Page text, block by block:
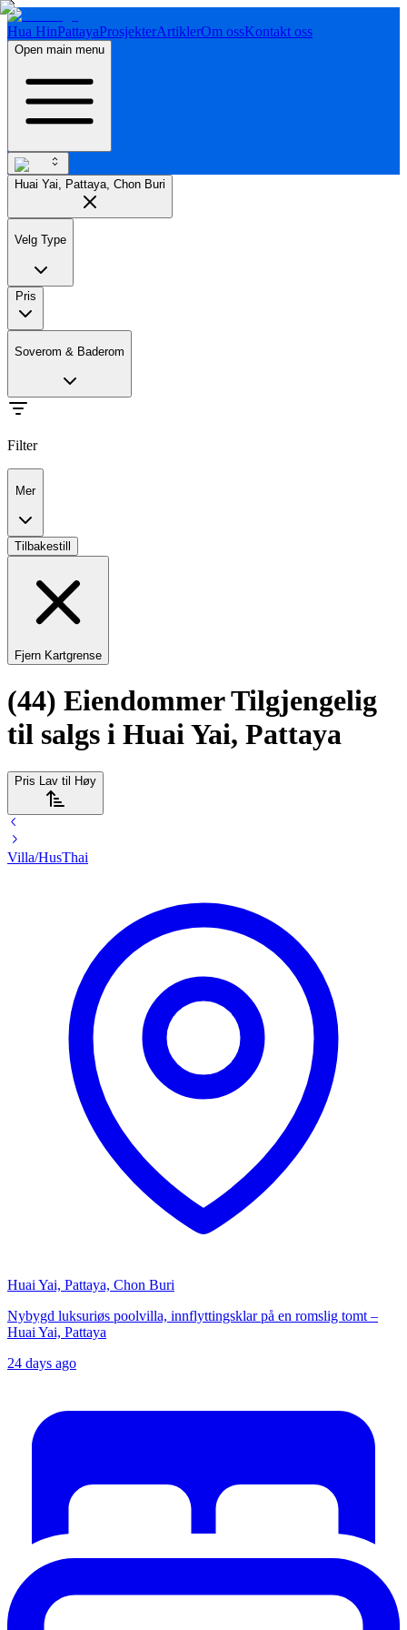
Hua HinPattayaProsjekterArtiklerOm ossKontakt oss
Open main menu
Huai Yai, Pattaya, Chon Buri
Velg Type
Pris
Soverom & Baderom
Filter
Mer
Tilbakestill
Fjern Kartgrense
(44) Eiendommer Tilgjengelig
til salgs i Huai Yai, Pattaya
Pris Lav til Høy
Villa/HusThai
Huai Yai, Pattaya, Chon Buri
Nybygd luksuriøs poolvilla, innflyttingsklar på en romslig tomt –
Huai Yai, Pattaya
24 days ago